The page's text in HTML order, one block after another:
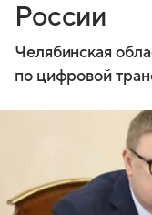
России
Челябинская
по цифровой